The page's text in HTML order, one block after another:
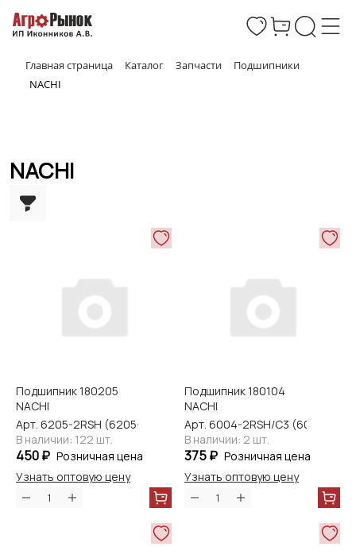
Главная страница Каталог Запчасти
Подшипники
NACHI
NACHI
Подшипник 180205
NACHI
Арт. 6205-2RSH (6205-2NSE9CM)
В наличии: 122 шт.
450 ₽ Розничная цена
Узнать оптовую цену
Подшипник 180104
NACHI
Арт. 6004-2RSH/C3 (6004-
В наличии: 2 шт.
375 ₽ Розничная цена
Узнать оптовую цену